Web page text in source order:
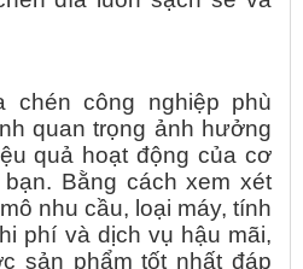
chén công nghiệp phù
quan trọng ảnh hưởng
quả hoạt động của cơ
Bằng cách xem xét
nhu cầu, loại máy, tính
phí và dịch vụ hậu mãi,
sản phẩm tốt nhất đáp